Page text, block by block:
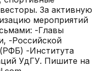
За активную
мероприятий
-Главы
-Российской
-Института
УдГУ. Пишите на